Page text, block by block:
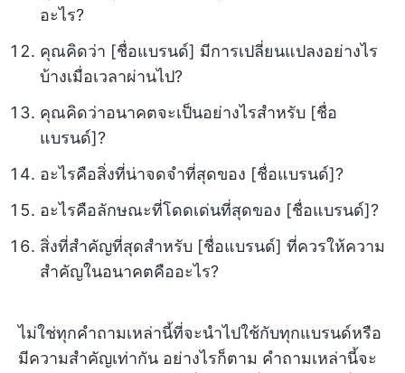
อะไร?
คุณคิดว่า [ชื่อแบรนด์] มีการเปลี่ยนแปลงอย่างไร
บ้างเมื่อเวลาผ่านไป?
คุณคิดว่าอนาคตจะเป็นอย่างไรสำหรับ [ชื่อ
แบรนด์]?
อะไรคือสิ่งที่น่าจดจำที่สุดของ [ชื่อแบรนด์]?
อะไรคือลักษณะที่โดดเด่นที่สุดของ [ชื่อแบรนด์]?
สิ่งที่สำคัญที่สุดสำหรับ [ชื่อแบรนด์] ที่ควรให้ความ
สำคัญในอนาคตคืออะไร?
ไม่ใช่ทุกคำถามเหล่านี้ที่จะนำไปใช้กับทุกแบรนด์หรือ
มีความสำคัญเท่ากัน อย่างไรก็ตาม คำถามเหล่านี้จะ